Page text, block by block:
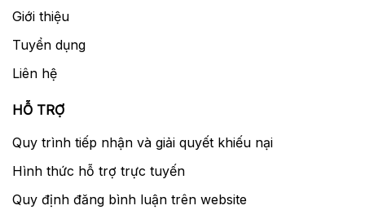
Giới thiệu
Tuyển dụng
Liên hệ
HỖ TRỢ
Quy trình tiếp nhận và giải quyết khiếu nại
Hình thức hỗ trợ trực tuyến
Quy định đăng bình luận trên website